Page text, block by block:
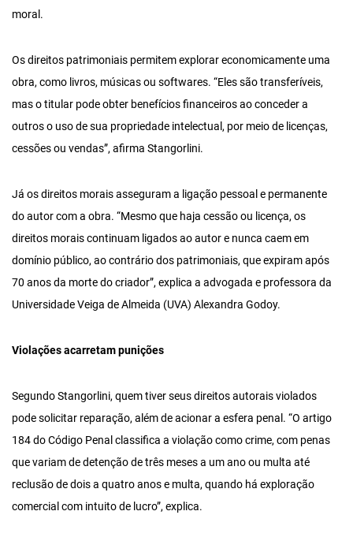
moral.
Os direitos patrimoniais permitem explorar economicamente uma
obra, como livros, músicas ou softwares. “Eles são transferíveis,
mas o titular pode obter benefícios financeiros ao conceder a
outros o uso de sua propriedade intelectual, por meio de licenças,
cessões ou vendas”, afirma Stangorlini.
Já os direitos morais asseguram a ligação pessoal e permanente
do autor com a obra. “Mesmo que haja cessão ou licença, os
direitos morais continuam ligados ao autor e nunca caem em
domínio público, ao contrário dos patrimoniais, que expiram após
70 anos da morte do criador”, explica a advogada e professora da
Universidade Veiga de Almeida (UVA) Alexandra Godoy.
Violações acarretam punições
Segundo Stangorlini, quem tiver seus direitos autorais violados
pode solicitar reparação, além de acionar a esfera penal. “O artigo
184 do Código Penal classifica a violação como crime, com penas
que variam de detenção de três meses a um ano ou multa até
reclusão de dois a quatro anos e multa, quando há exploração
comercial com intuito de lucro”, explica.